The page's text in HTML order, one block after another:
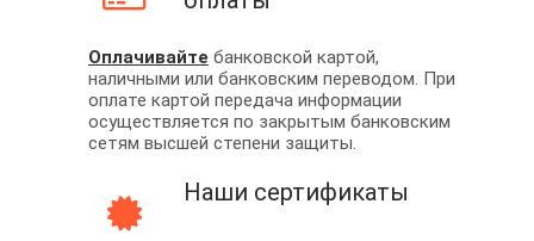
Оплачивайте банковской картой,
наличными или банковским переводом. При
оплате картой передача информации
осуществляется по закрытым банковским
сетям высшей степени защиты.
Наши сертификаты